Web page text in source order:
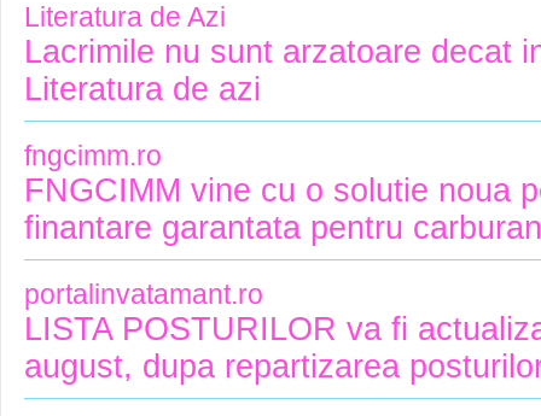
Literatura de Azi
Lacrimile nu sunt arzatoare decat
Literatura de azi
fngcimm.ro
FNGCIMM vine cu o solutie noua
finantare garantata pentru
portalinvatamant.ro
LISTA POSTURILOR va fi
august, dupa repartizarea